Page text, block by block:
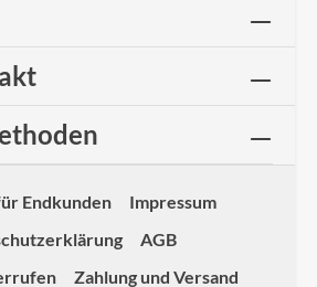
Endkunden
Impressum
AGB
Zahlung und Versand